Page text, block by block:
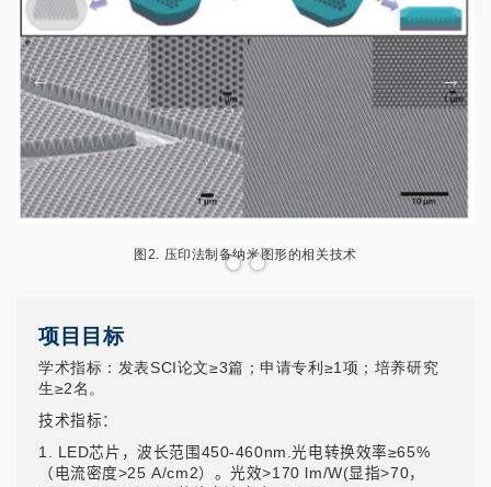
图2. 压印法制备纳米图形的相关技术
项目目标
学术指标：发表SCI论文≥3篇；申请专利≥1项；培养研究
生≥2名。
技术指标：
1. LED芯片，波长范围450-460nm.光电转换效率≥65%
（电流密度>25 A/cm2）。光效>170 lm/W(显指>70，